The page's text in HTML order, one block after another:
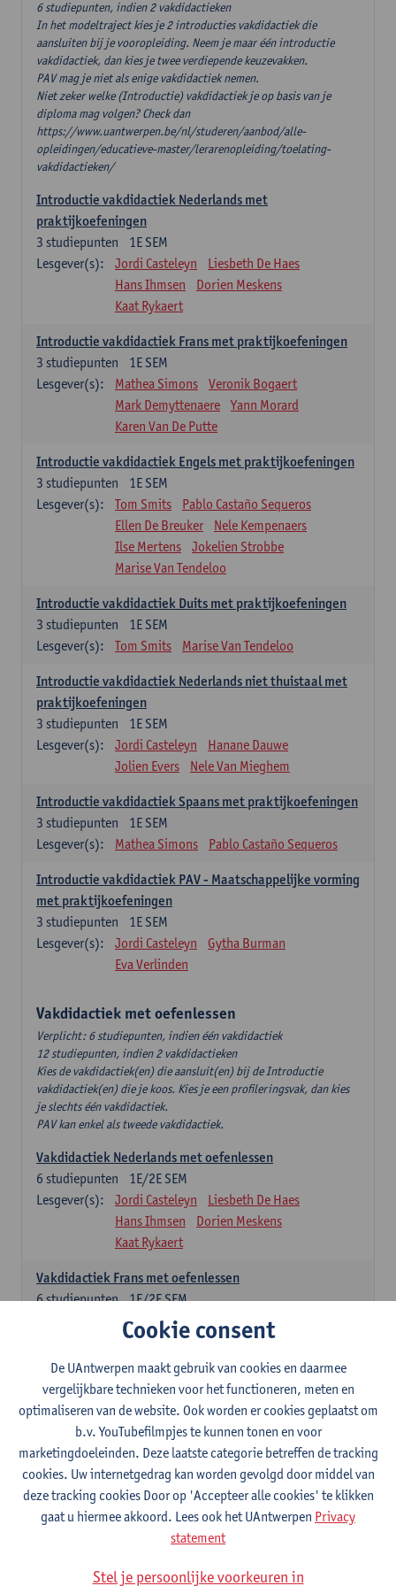
6 studiepunten, indien 2 vakdidactieken
In het modeltraject kies je 2 introducties vakdidactiek die
aansluiten bij je vooropleiding. Neem je maar één introductie
vakdidactiek, dan kies je twee verdiepende keuzevakken.
PAV mag je niet als enige vakdidactiek nemen.
Niet zeker welke (Introductie) vakdidactiek je op basis van je
diploma mag volgen? Check dan
https://www.uantwerpen.be/nl/studeren/aanbod/alle-
opleidingen/educatieve-master/lerarenopleiding/toelating-
vakdidactieken/
Introductie vakdidactiek Nederlands met
praktijkoefeningen
1E SEM
3 studiepunten
Lesgever(s):
Jordi Casteleyn
Liesbeth De Haes
Hans Ihmsen
Dorien Meskens
Kaat Rykaert
Introductie vakdidactiek Frans met praktijkoefeningen
1E SEM
3 studiepunten
Lesgever(s):
Mathea Simons
Veronik Bogaert
Mark Demyttenaere
Yann Morard
Karen Van De Putte
Introductie vakdidactiek Engels met praktijkoefeningen
1E SEM
3 studiepunten
Lesgever(s):
Tom Smits
Pablo Castaño Sequeros
Ellen De Breuker
Nele Kempenaers
Ilse Mertens
Jokelien Strobbe
Marise Van Tendeloo
Introductie vakdidactiek Duits met praktijkoefeningen
1E SEM
3 studiepunten
Lesgever(s):
Tom Smits Marise Van Tendeloo
Introductie vakdidactiek Nederlands niet thuistaal met
praktijkoefeningen
1E SEM
3 studiepunten
Lesgever(s):
Jordi Casteleyn
Hanane Dauwe
Jolien Evers
Nele Van Mieghem
Introductie vakdidactiek Spaans met praktijkoefeningen
1E SEM
3 studiepunten
Lesgever(s):
Mathea Simons Pablo Castaño Sequeros
Introductie vakdidactiek PAV - Maatschappelijke vorming
met praktijkoefeningen
1E SEM
3 studiepunten
Lesgever(s):
Jordi Casteleyn
Gytha Burman
Eva Verlinden
Vakdidactiek met oefenlessen
Verplicht: 6 studiepunten, indien één vakdidactiek
12 studiepunten, indien 2 vakdidactieken
Kies de vakdidactiek(en) die aansluit(en) bij de Introductie
vakdidactiek(en) die je koos. Kies je een profileringsvak, dan kies
je slechts één vakdidactiek.
PAV kan enkel als tweede vakdidactiek.
Vakdidactiek Nederlands met oefenlessen
1E/2E SEM
6 studiepunten
Lesgever(s):
Jordi Casteleyn
Liesbeth De Haes
Hans Ihmsen
Dorien Meskens
Kaat Rykaert
Vakdidactiek Frans met oefenlessen
1E/2E SEM
6studiepunten
Mathea Simons
Veronik Bogaert
Mark Demyttenaere
Yann Morard
Karen Van De Putte
Vakdidactiek Engels met oefenlessen
1E/2E SEM
6studiepunten
Lesgever(s):
Tom Smits
Ellen De Breuker
Nele Kempenaers
Joke Prinsen
Vakdidactiek Duits met oefenlessen
1E/2E SEM
6studiepunten
Tom Smits Marise Van Tendeloo
Vakdidactiek Nederlands niet-thuistaal met oefenlessen
Cookie consent
De UAntwerpen maakt gebruik van cookies en daarmee
vergelijkbare technieken voor het functioneren, meten en
optimaliseren van de website. Ook worden er cookies geplaatst om
b.v. YouTubefilmpjes te kunnen tonen en voor
marketingdoeleinden. Deze laatste categorie betreffen de tracking
cookies. Uw internetgedrag kan worden gevolgd door middel van
deze tracking cookies Door op 'Accepteer alle cookies' te klikken
gaat u hiermee akkoord. Lees ook het UAntwerpen Privacy
statement
Stel je persoonlijke voorkeuren in